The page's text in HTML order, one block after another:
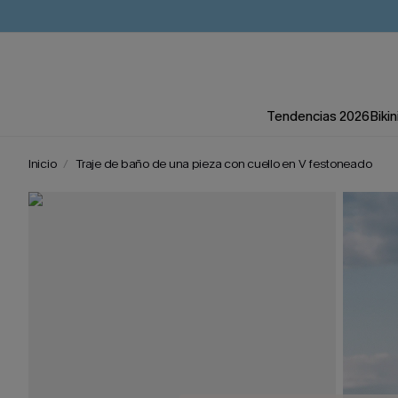
Tendencias 2026
Inicio Traje de baño de una pieza con cuello en V festoneado